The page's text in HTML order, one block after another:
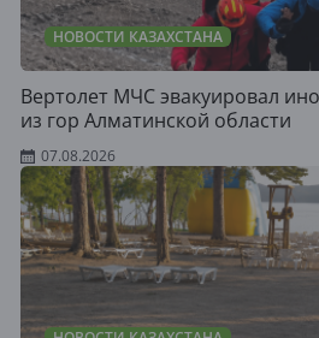
НОВОСТИ КАЗАХСТАНА
Вертолет МЧС эвакуировал
из гор Алматинской области
07.08.2026